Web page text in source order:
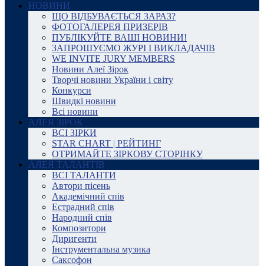
НОВИНИ
ЩО ВІДБУВАЄТЬСЯ ЗАРАЗ?
ФОТОГАЛЕРЕЯ ПРИЗЕРІВ
ПУБЛІКУЙТЕ ВАШІ НОВИНИ!
ЗАПРОШУЄМО ЖУРІ І ВИКЛАДАЧІВ
WE INVITE JURY MEMBERS
Новини Алеї Зірок
Творчі новини України і світу
Конкурси
Швидкі новини
Всі новини
АЛЕЯ ЗІРОК
ВСІ ЗІРКИ
STAR CHART | РЕЙТИНГ
ОТРИМАЙТЕ ЗІРКОВУ СТОРІНКУ
АЛЕЯ ТАЛАНТІВ
ВСІ ТАЛАНТИ
Автори пісень
Академічний спів
Естрадний спів
Народний спів
Композитори
Диригенти
Інструментальна музика
Саксофон